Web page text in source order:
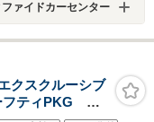
ァイドカーセンター
クスクルーシブ
ティPKG レ
席パワーシー